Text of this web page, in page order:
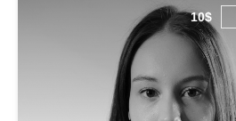
10$